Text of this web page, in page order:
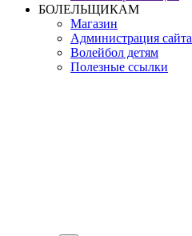
БОЛЕЛЬЩИКАМ
Магазин
Администрация сайта
Волейбол детям
Полезные ссылки